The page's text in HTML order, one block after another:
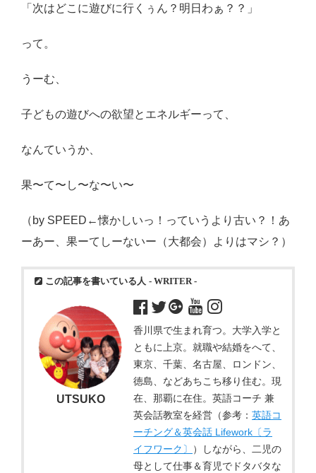
「次はどこに遊びに行くぅん？明日わぁ？？」
って。
うーむ、
子どもの遊びへの欲望とエネルギーって、
なんていうか、
果〜て〜し〜な〜い〜
（by SPEED←懐かしいっ！っていうより古い？！あ
ーあー、果ーてしーないー（大都会）よりはマシ？）
この記事を書いている人 - WRITER -
香川県で生まれ育つ。大学入学と
ともに上京。就職や結婚をへて、
東京、千葉、名古屋、ロンドン、
徳島、などあちこち移り住む。現
在、那覇に在住。英語コーチ 兼
英会話教室を経営（参考： 英語コ
ーチング＆英会話 Lifework〔ラ
イフワーク〕
）しながら、二児の
母として仕事＆育児でドタバタな
UTSUKO